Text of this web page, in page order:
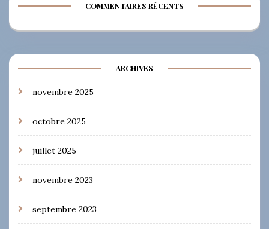
COMMENTAIRES RÉCENTS
ARCHIVES
novembre 2025
octobre 2025
juillet 2025
novembre 2023
septembre 2023